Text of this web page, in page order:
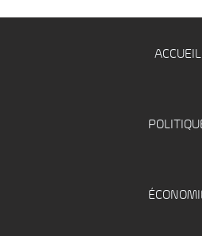
ACCUEIL